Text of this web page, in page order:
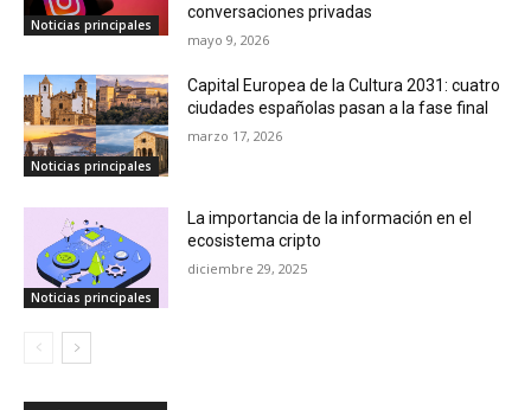
Noticias principales
conversaciones privadas
mayo 9, 2026
Noticias principales
Capital Europea de la Cultura 2031: cuatro
ciudades españolas pasan a la fase final
marzo 17, 2026
Noticias principales
La importancia de la información en el
ecosistema cripto
diciembre 29, 2025